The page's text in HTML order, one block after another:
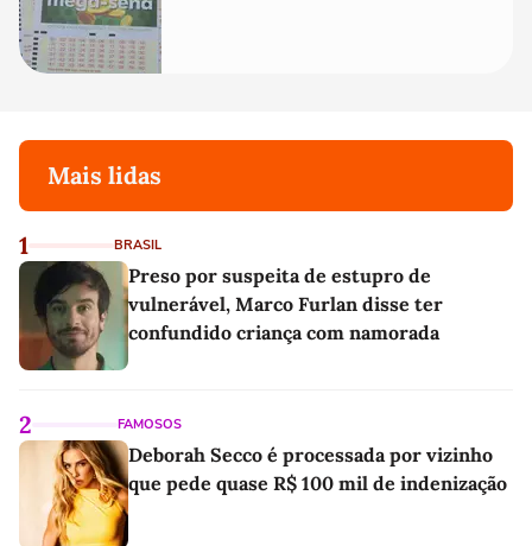
Mais lidas
1 BRASIL
Preso por suspeita de estupro de
vulnerável, Marco Furlan disse ter
confundido criança com namorada
2 FAMOSOS
Deborah Secco é processada por vizinho
que pede quase R$ 100 mil de indenização